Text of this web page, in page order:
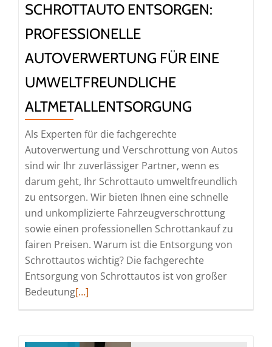
SCHROTTAUTO ENTSORGEN:
PROFESSIONELLE
AUTOVERWERTUNG FÜR EINE
UMWELTFREUNDLICHE
ALTMETALLENTSORGUNG
Als Experten für die fachgerechte
Autoverwertung und Verschrottung von Autos
sind wir Ihr zuverlässiger Partner, wenn es
darum geht, Ihr Schrottauto umweltfreundlich
zu entsorgen. Wir bieten Ihnen eine schnelle
und unkomplizierte Fahrzeugverschrottung
sowie einen professionellen Schrottankauf zu
fairen Preisen. Warum ist die Entsorgung von
Schrottautos wichtig? Die fachgerechte
Entsorgung von Schrottautos ist von großer
BedeutungRead
[…]